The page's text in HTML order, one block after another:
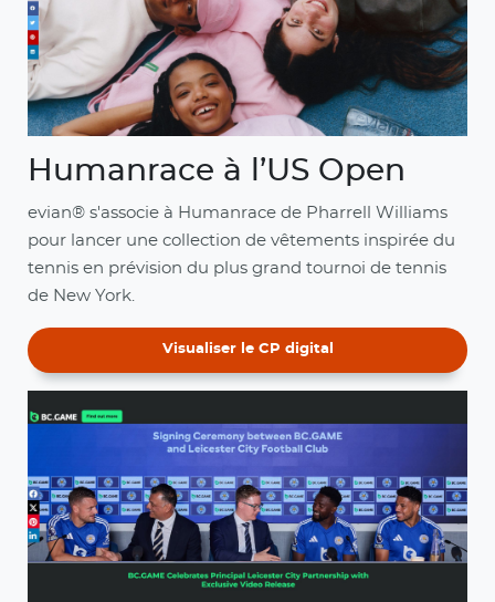
Humanrace à l’US Open
evian® s'associe à Humanrace de Pharrell Williams
pour lancer une collection de vêtements inspirée du
tennis en prévision du plus grand tournoi de tennis
de New York.
Visualiser le CP digital